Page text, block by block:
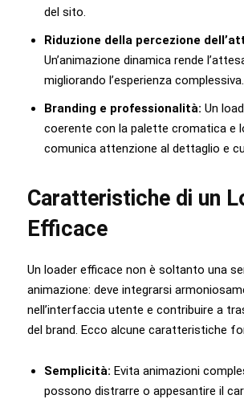
del sito.
Riduzione della percezione
Un’animazione dinamica rende
migliorando l’esperienza complessiva.
Branding e professionalità: Un
coerente con la palette cromatica e
comunica attenzione al dettaglio e
Caratteristiche di un
Efficace
Un loader efficace non è soltanto una
animazione: deve integrarsi
nell’interfaccia utente e contribuire a
del brand. Ecco alcune caratteristiche
Semplicità: Evita animazioni
possono distrarre o appesantire il